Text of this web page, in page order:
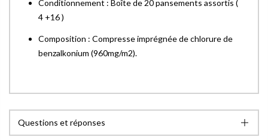
Conditionnement : Boîte de 20 pansements assortis (
4 +16 )
Composition : Compresse imprégnée de chlorure de
benzalkonium (960mg/m2).
Questions et réponses